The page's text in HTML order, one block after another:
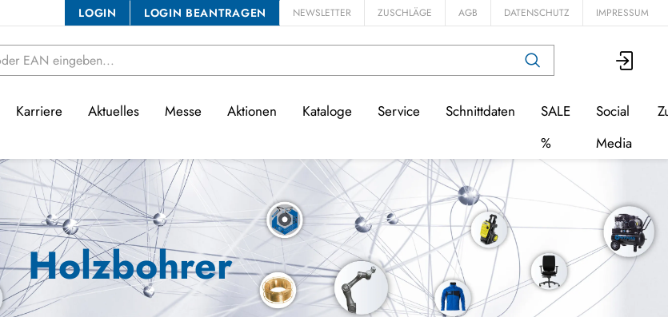
LOGIN LOGIN BEANTRAGEN NEWSLETTER ZUSCHLÄGE AGB DATENSCHUTZ IMPRESSUM
Karriere Aktuelles Messe Aktionen Kataloge Service Schnittdaten
SALE
%
Social
Media
Holzbohrer